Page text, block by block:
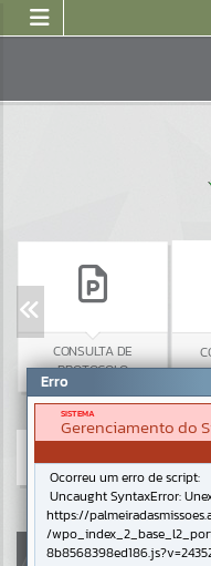
CONSULTA DE
PROTOCOLO
Resultados para""
AUTOATENDIMENTO
Erro
SISTEMA
Gerenciamento do
Ocorreu um erro de script:
Uncaught SyntaxError:
https://
/